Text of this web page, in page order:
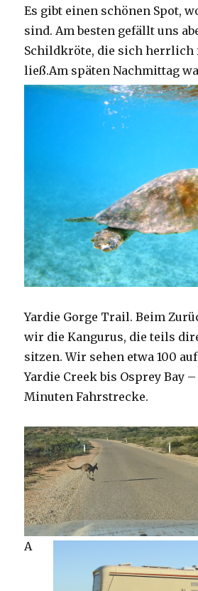
Es gibt einen schönen Spot,
sind. Am besten gefällt uns
Schildkröte, die sich herrlich
ließ.Am späten Nachmittag
Yardie Gorge Trail. Beim
wir die Kangurus, die teils
sitzen. Wir sehen etwa 100
Yardie Creek bis Osprey Bay
Minuten Fahrstrecke.
A